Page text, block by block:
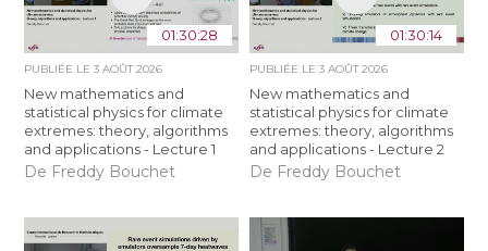
01:30:28
PUBLIÉE LE3 AOÛT 2026
New mathematics and
statistical physics for climate
extremes: theory, algorithms
and applications - Lecture 1
De Freddy Bouchet
01:30:14
PUBLIÉE LE 3 AOÛT 2026
New mathematics and
statistical physics for climate
extremes: theory, algorithms
and applications - Lecture 2
De Freddy Bouchet